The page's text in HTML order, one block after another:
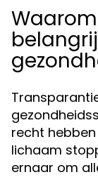
recht
lichaam
ernaar om